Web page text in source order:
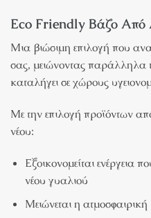
Eco Friendly Βάζο Από
Μια βιώσιμη επιλογή που
σας, μειώνοντας παράλληλα
καταλήγει σε χώρους
Με την επιλογή προϊόντων
νέου:
Εξοικονομείται ενέργεια
νέου γυαλιού
Μειώνεται η